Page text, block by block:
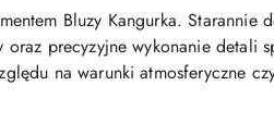
Bluzy Kangurka.
precyzyjne wykonanie
na warunki atmosferyczne